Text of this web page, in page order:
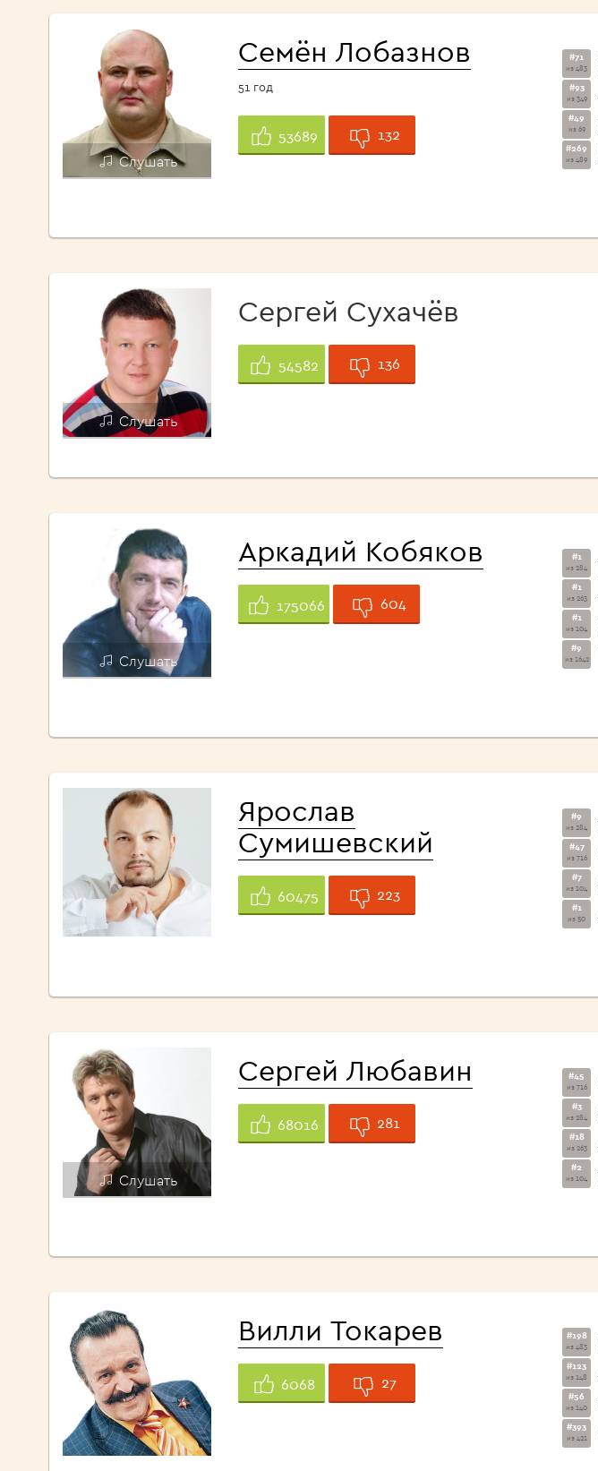
<1960>
Слушать
Семён Лобазнов
51 год
53689 132
#71
из 483
#93
из 349
#49
из 69
#269
из 489
Слушать
Сергей Сухачёв
54582 136
Слушать
Аркадий Кобяков
175066 604
#1
из 284
#1
из 263
#1
из 104
#9
из 1642
Ярослав
Сумишевский
60475 223
#9
из 284
#47
из 716
#7
из 104
#1
из 50
Слушать
Сергей Любавин
68016 281
#45
из 716
#3
из 284
#18
из 263
#2
из 104
Вилли Токарев
6068 27
#198
из 483
#123
из 148
#56
из 140
#393
из 421